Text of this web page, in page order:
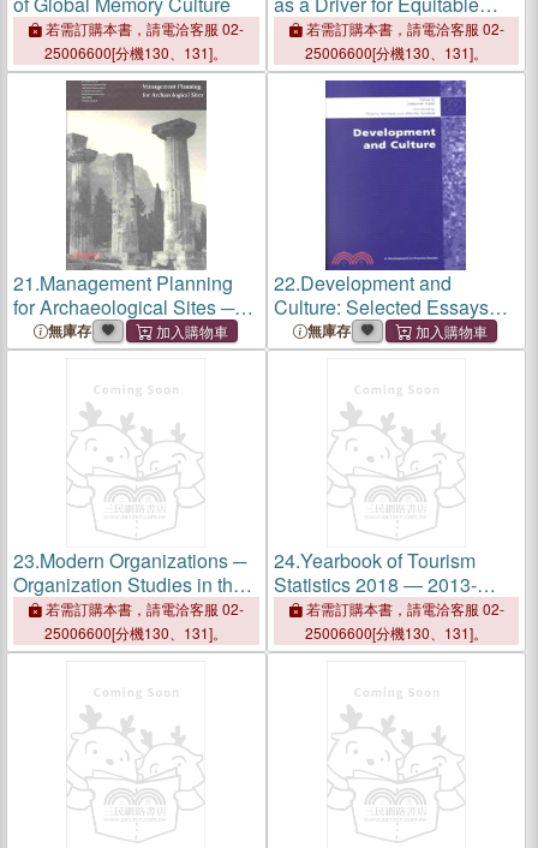
若需訂購本書，請電洽客服 02-
25006600[分機130、131]。
Development
若需訂購本書，請電洽客服 02-
25006600[分機130、131]。
21.Management Planning
for Archaeological Sites ─
An International Workshop
Organized by the Getty
Conservation Institute and
Loyola Marymount
University, Corinth, Greece,
19-22 May 2000
無庫存
22.Development and
Culture: Selected Essays
from Development in
Practice
無庫存
23.Modern Organizations ─
Organization Studies in the
Postmodern World
若需訂購本書，請電洽客服 02-
25006600[分機130、131]。
24.Yearbook of Tourism
Statistics 2018 ― 2013-
2017若需訂購本書，請電洽客服 02-
25006600[分機130、131]。